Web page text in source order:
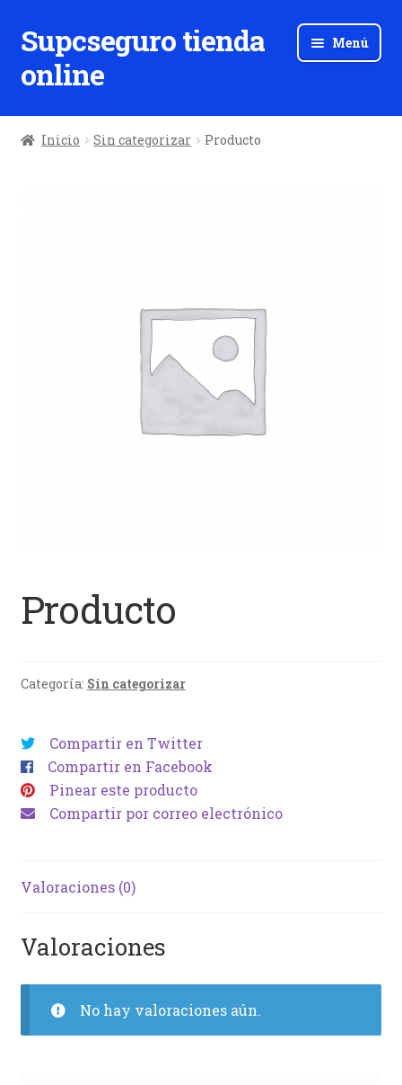
Ir
a
la
Ir
al
contenido
Supcseguro tienda
online
Menú
Inicio Sin categorizar Producto
Producto
Categoría: Sin categorizar
Compartir en Twitter
Compartir en Facebook
Pinear este producto
Compartir por correo electrónico
Valoraciones (0)
Valoraciones
No hay valoraciones aún.